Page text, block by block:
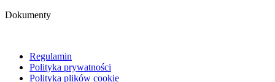
Dokumenty
Regulamin
Polityka prywatności
Polityka plików cookie